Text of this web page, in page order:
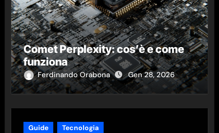
Comet Perplexity: cos’è e come
funziona
Ferdinando Orabona Gen 28, 2026
Guide Tecnologia